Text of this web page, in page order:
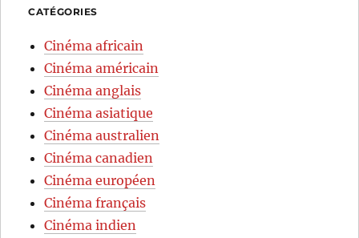
CATÉGORIES
Cinéma africain
Cinéma américain
Cinéma anglais
Cinéma asiatique
Cinéma australien
Cinéma canadien
Cinéma européen
Cinéma français
Cinéma indien